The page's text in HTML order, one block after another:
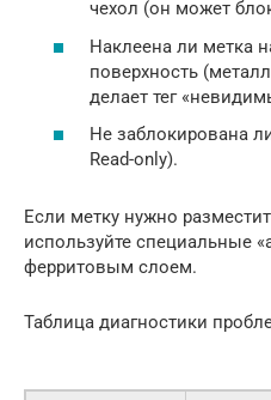
чехол (он может
Наклеена ли метка
поверхность
делает тег
Не заблокирована
Read-only).
Если метку нужно
используйте специальные
ферритовым слоем.
Таблица диагностики